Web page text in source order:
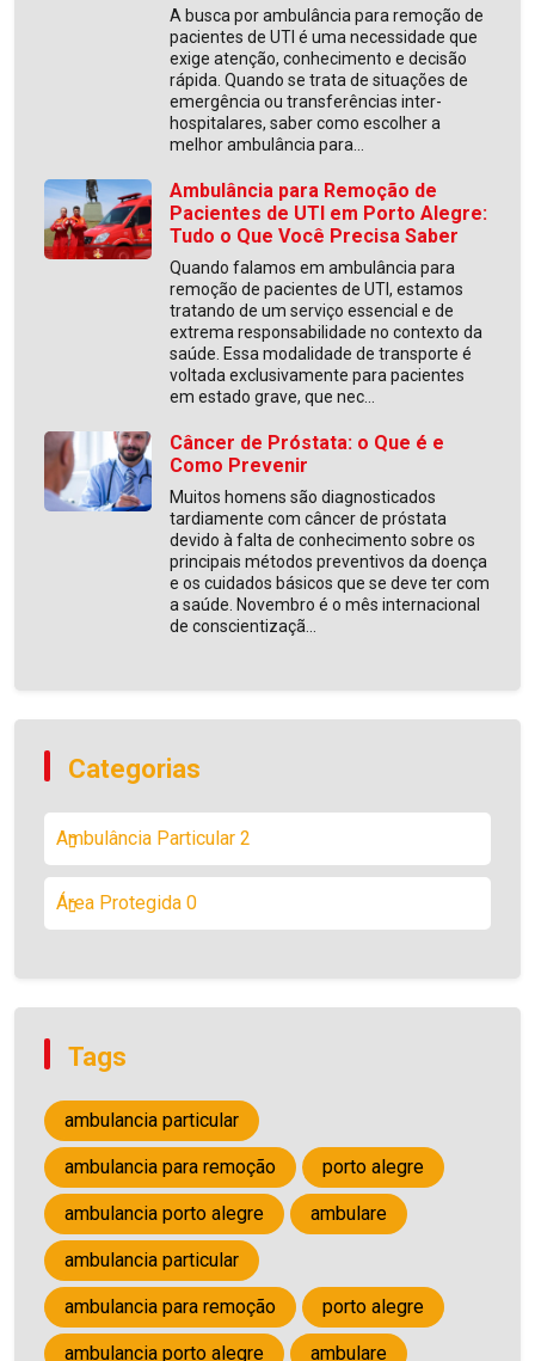
A busca por ambulância para remoção de
pacientes de UTI é uma necessidade que
exige atenção, conhecimento e decisão
rápida. Quando se trata de situações de
emergência ou transferências inter-
hospitalares, saber como escolher a
melhor ambulância para...
Ambulância para Remoção de
Pacientes de UTI em Porto Alegre:
Tudo o Que Você Precisa Saber
Quando falamos em ambulância para
remoção de pacientes de UTI, estamos
tratando de um serviço essencial e de
extrema responsabilidade no contexto da
saúde. Essa modalidade de transporte é
voltada exclusivamente para pacientes
em estado grave, que nec...
Câncer de Próstata: o Que é e
Como Prevenir
Muitos homens são diagnosticados
tardiamente com câncer de próstata
devido à falta de conhecimento sobre os
principais métodos preventivos da doença
e os cuidados básicos que se deve ter com
a saúde. Novembro é o mês internacional
de conscientizaçã...
Categorias
Ambulância Particular 2
Área Protegida 0
Tags
ambulancia particular
ambulancia para remoção porto alegre
ambulancia porto alegre ambulare
ambulancia particular
ambulancia para remoção porto alegre
ambulancia porto alegre ambulare